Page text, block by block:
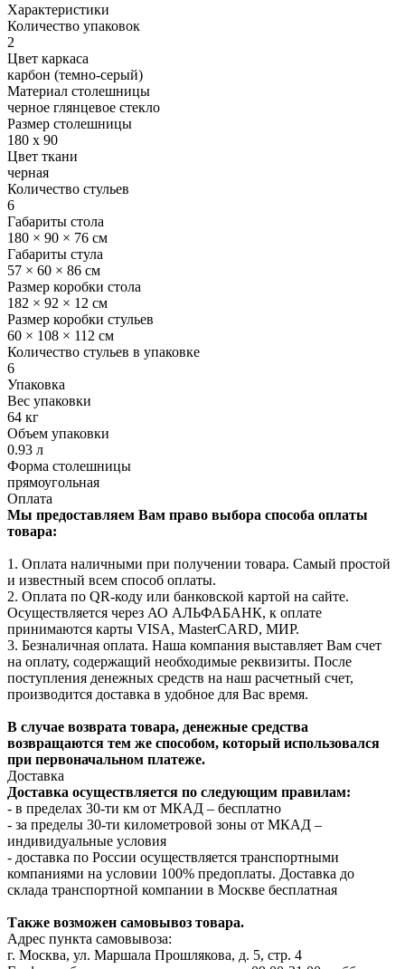
Характеристики
Количество упаковок
2
Цвет каркаса
карбон (темно-серый)
Материал столешницы
черное глянцевое стекло
Размер столешницы
180 x 90
Цвет ткани
черная
Количество стульев
6
Габариты стола
180 × 90 × 76 см
Габариты стула
57 × 60 × 86 см
Размер коробки стола
182 × 92 × 12 см
Размер коробки стульев
60 × 108 × 112 см
Количество стульев в упаковке
6
Упаковка
Вес упаковки
64 кг
Объем упаковки
0.93 л
Форма столешницы
прямоугольная
Оплата
Мы предоставляем Вам право выбора способа оплаты
товара:
1. Оплата наличными при получении товара. Самый простой
и известный всем способ оплаты.
2. Оплата по QR-коду или банковской картой на сайте.
Осуществляется через АО АЛЬФАБАНК, к оплате
принимаются карты VISA, MasterCARD, МИР.
3. Безналичная оплата. Наша компания выставляет Вам счет
на оплату, содержащий необходимые реквизиты. После
поступления денежных средств на наш расчетный счет,
производится доставка в удобное для Вас время.
В случае возврата товара, денежные средства
возвращаются тем же способом, который использовался
при первоначальном платеже.
Доставка
Доставка осуществляется по следующим правилам:
- в пределах 30-ти км от МКАД – бесплатно
- за пределы 30-ти километровой зоны от МКАД –
индивидуальные условия
- доставка по России осуществляется транспортными
компаниями на условии 100% предоплаты. Доставка до
склада транспортной компании в Москве бесплатная
Также возможен самовывоз товара.
Адрес пункта самовывоза:
г. Москва, ул. Маршала Прошлякова, д. 5, стр. 4